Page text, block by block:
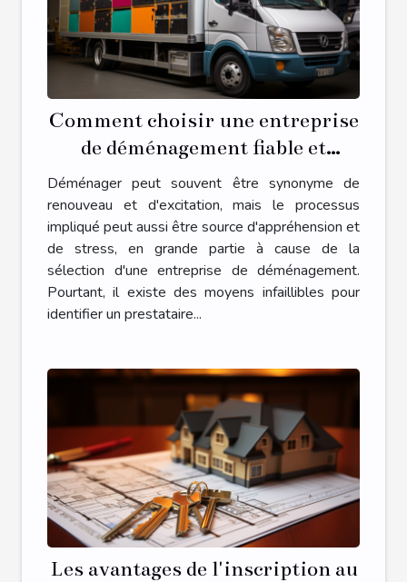
Comment choisir une entreprise
de déménagement fiable et
économique
Déménager peut souvent être synonyme de
renouveau et d'excitation, mais le processus
impliqué peut aussi être source d'appréhension et
de stress, en grande partie à cause de la
sélection d'une entreprise de déménagement.
Pourtant, il existe des moyens infaillibles pour
identifier un prestataire...
Les avantages de l'inscription au